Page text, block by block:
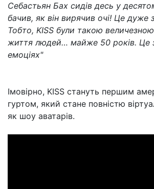
Себастьян Бах сидів десь у
бачив, як він вирячив очі! Це дуже
Тобто, KISS були такою
життя людей… майже 50 років. Це
емоціях"
Імовірно, KISS стануть першим
гуртом, який стане повністю
як шоу аватарів.